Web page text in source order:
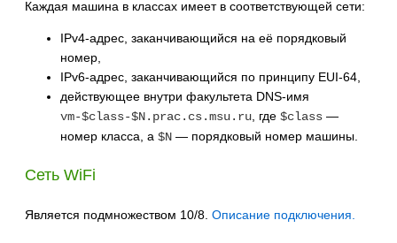
Каждая машина в классах имеет в соответствующей сети:
IPv4-адрес, заканчивающийся на её порядковый
номер,
IPv6-адрес, заканчивающийся по принципу EUI-64,
действующее внутри факультета DNS-имя
vm-$class-$N.prac.cs.msu.ru , где $class —
номер класса, а $N — порядковый номер машины.
Сеть WiFi
Является подмножеством 10/8. Описание подключения.